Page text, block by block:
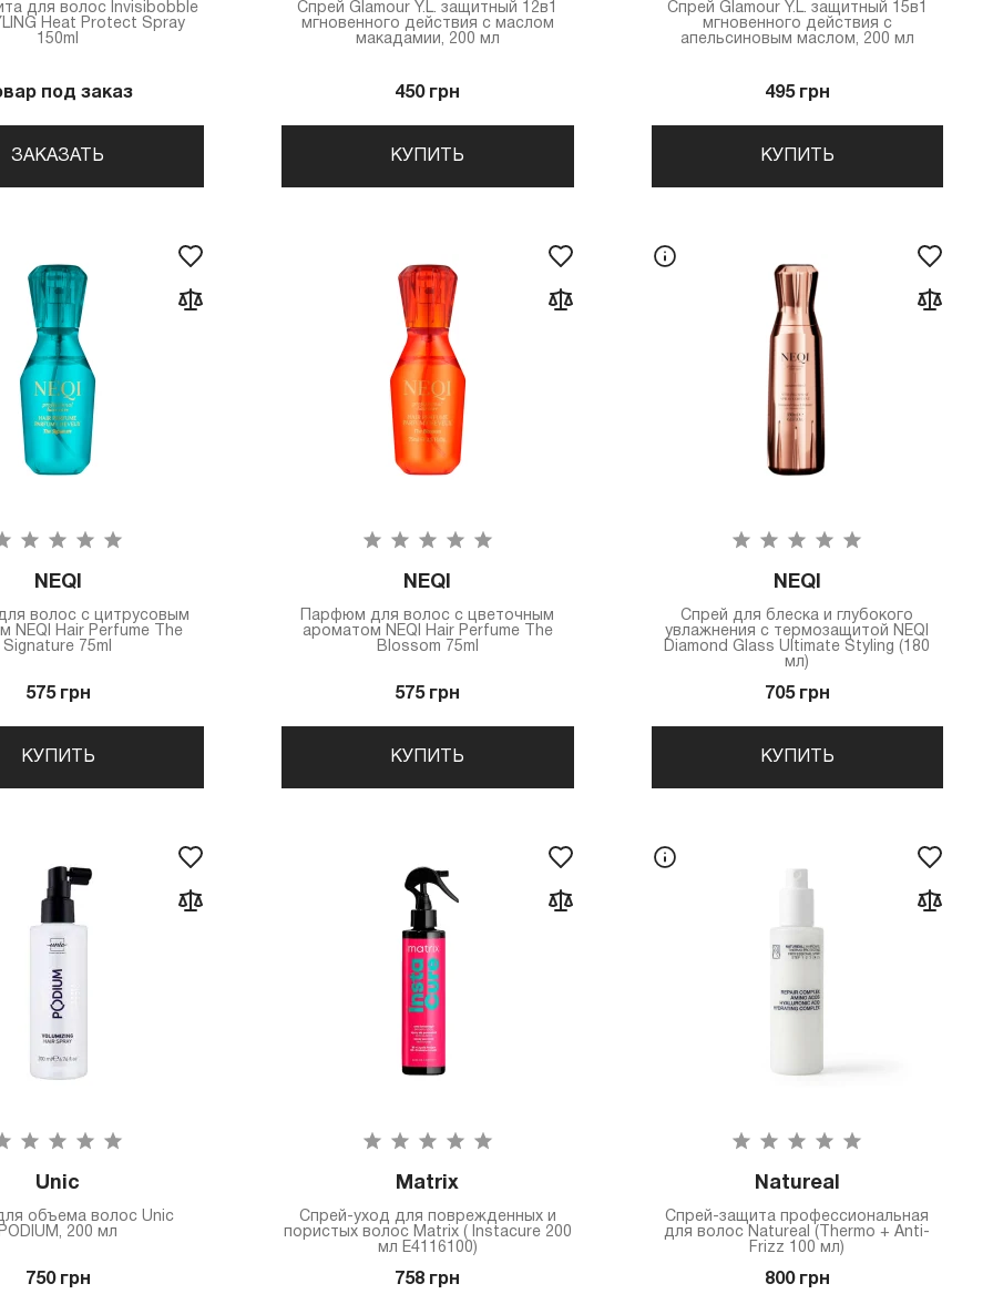
для волос Invisibobble
Heat Protect Spray
150ml
под заказ
ЗАКАЗАТЬ
Спрей Glamour Y.L. защитный 12в1
мгновенного действия с маслом
макадамии, 200 мл
450 грн
КУПИТЬ
Спрей Glamour Y.L. защитный 15в1
мгновенного действия с
апельсиновым маслом, 200 мл
495 грн
КУПИТЬ
NEQI
волос с цитрусовым
NEQI Hair Perfume The
Signature 75ml
575 грн
КУПИТЬ
NEQI
Парфюм для волос с цветочным
ароматом NEQI Hair Perfume The
Blossom 75ml
575 грн
КУПИТЬ
NEQI
Спрей для блеска и глубокого
увлажнения с термозащитой NEQI
Diamond Glass Ultimate Styling (180
мл)
705 грн
КУПИТЬ
Unic
объема волос Unic
PODIUM, 200 мл
750 грн
Matrix
Спрей-уход для поврежденных и
пористых волос Matrix ( Instacure 200
мл E4116100)
758 грн
Natureal
Спрей-защита профессиональная
для волос Natureal (Thermo + Anti-
Frizz 100 мл)
800 грн